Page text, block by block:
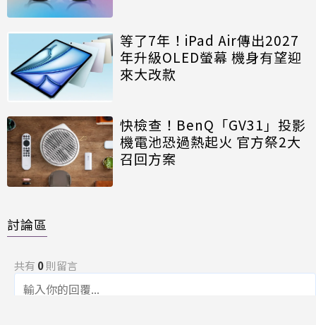
等了7年！iPad Air傳出2027
年升級OLED螢幕 機身有望迎
來大改款
快檢查！BenQ「GV31」投影
機電池恐過熱起火 官方祭2大
召回方案
討論區
共有 0則留言